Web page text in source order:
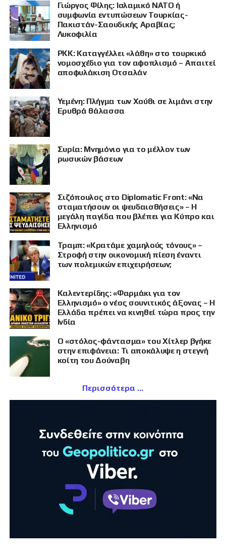
Γιώργος Φίλης: Ισλαμικό ΝΑΤΟ ή
συμφωνία εντυπώσεων Τουρκίας-
Πακιστάν-Σαουδικής Αραβίας;
Λυκοφιλία
PKK: Καταγγέλλει «λάθη» στο τουρκικό
νομοσχέδιο για τον αφοπλισμό – Απαιτεί
αποφυλάκιση Οτσαλάν
Υεμένη: Πλήγμα των Χούθι σε λιμάνι στην
Ερυθρά θάλασσα
Συρία: Μνημόνιο για το μέλλον των
ρωσικών βάσεων
Σιζόπουλος στο Diplomatic Front: «Να
σταματήσουν οι ψευδαισθήσεις» – Η
μεγάλη παγίδα που βλέπει για Κύπρο και
Ελληνισμό
Τραμπ: «Κρατάμε χαμηλούς τόνους» –
Στροφή στην οικονομική πίεση έναντι
των πολεμικών επιχειρήσεων;
Καλεντερίδης: «Φαρμάκι για τον
Ελληνισμό» ο νέος σουνιτικός άξονας – Η
Ελλάδα πρέπει να κινηθεί τώρα προς την
Ινδία
Ο «στόλος-φάντασμα» του Χίτλερ βγήκε
στην επιφάνεια: Τι αποκάλυψε η στεγνή
κοίτη του Δούναβη
Περισσότερα